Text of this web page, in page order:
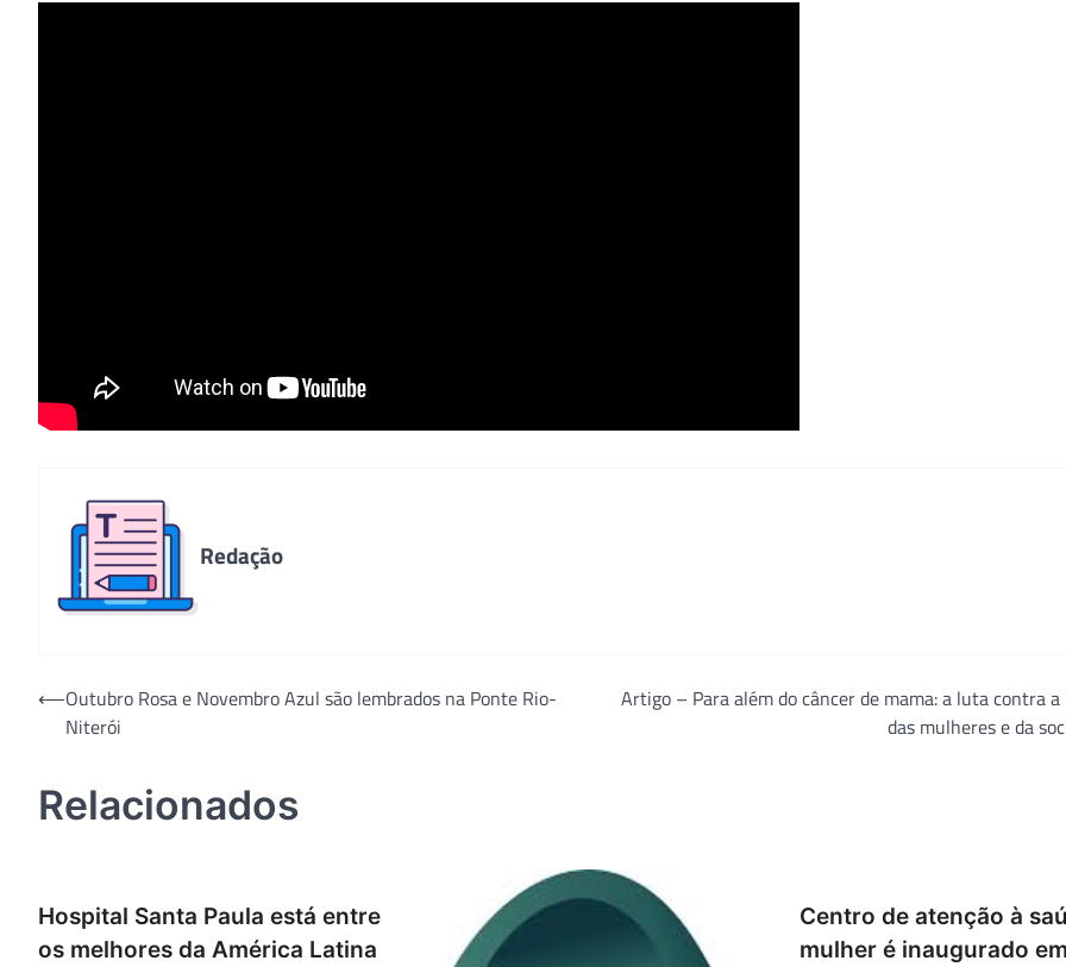
Redação
Navegação
⟵Outubro Rosa e Novembro Azul são lembrados na Ponte Rio-
Niterói
Artigo – Para além do câncer de mama: a luta contra
das mulheres e da
Relacionados
Hospital Santa Paula está entre
os melhores da América Latina
Centro de atenção à
mulher é inaugurado